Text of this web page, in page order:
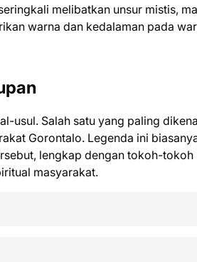
melibatkan unsur mistis,
warna dan kedalaman pada
usul. Salah satu yang paling
Gorontalo. Legenda ini
lengkap dengan tokoh-tokoh
masyarakat.